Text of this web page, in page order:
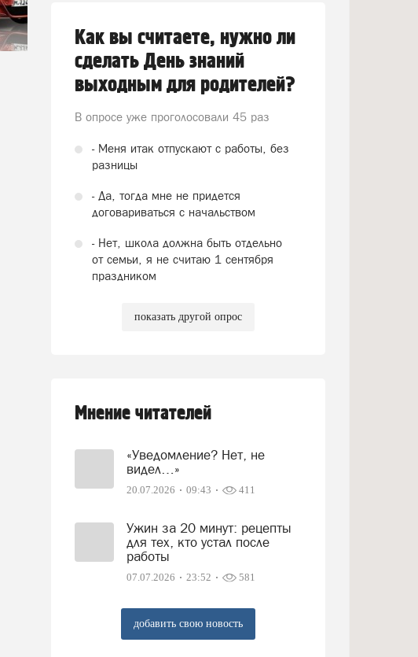
Как вы считаете, нужно ли
сделать День знаний
выходным для родителей?
В опросе уже проголосовали 45 раз
- Меня итак отпускают с работы, без
разницы
- Да, тогда мне не придется
договариваться с начальством
- Нет, школа должна быть отдельно
от семьи, я не считаю 1 сентября
праздником
показать другой опрос
Мнение читателей
«Уведомление? Нет, не
видел…»
20.07.2026 09:43 411
Ужин за 20 минут: рецепты
для тех, кто устал после
работы
07.07.2026 23:52 581
добавить свою новость